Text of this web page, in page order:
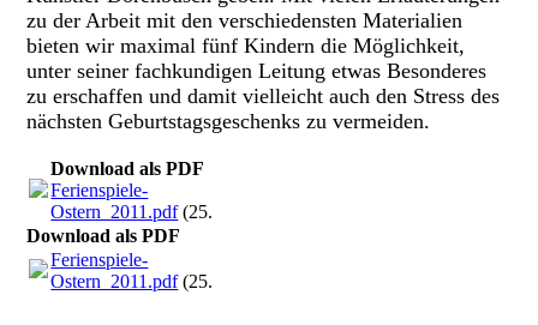
zu der Arbeit mit den verschiedensten Materialien
bieten wir maximal fünf Kindern die Möglichkeit,
unter seiner fachkundigen Leitung etwas Besonderes
zu erschaffen und damit vielleicht auch den Stress des
nächsten Geburtstagsgeschenks zu vermeiden.
Download als PDF
Ferienspiele-
Ostern_2011.pdf(25.34KB)
Download als PDF
Ferienspiele-
Ostern_2011.pdf(25.34KB)